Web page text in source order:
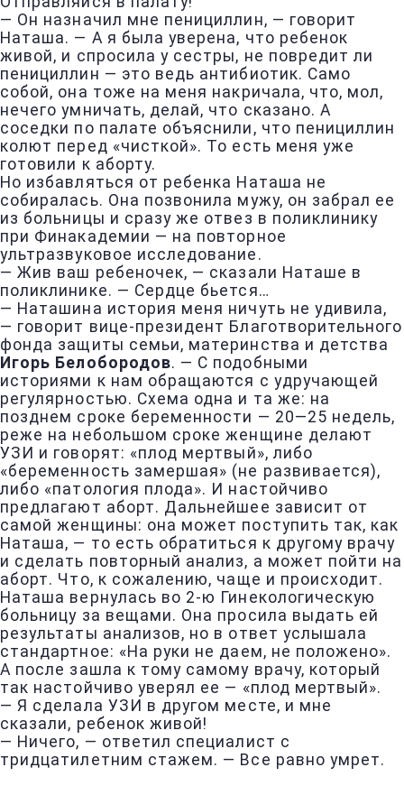
— Он назначил мне пенициллин, — говорит
Наташа. — А я была уверена, что ребенок
живой, и спросила у сестры, не повредит ли
пенициллин — это ведь антибиотик. Само
собой, она тоже на меня накричала, что, мол,
нечего умничать, делай, что сказано. А
соседки по палате объяснили, что пенициллин
колют перед «чисткой». То есть меня уже
готовили к аборту.
Но избавляться от ребенка Наташа не
собиралась. Она позвонила мужу, он забрал ее
из больницы и сразу же отвез в поликлинику
при Финакадемии — на повторное
ультразвуковое исследование.
— Жив ваш ребеночек, — сказали Наташе в
поликлинике. — Сердце бьется…
— Наташина история меня ничуть не удивила,
— говорит вице-президент Благотворительного
фонда защиты семьи, материнства и детства
Игорь Белобородов. — С подобными
историями к нам обращаются с удручающей
регулярностью. Схема одна и та же: на
позднем сроке беременности — 20—25 недель,
реже на небольшом сроке женщине делают
УЗИ и говорят: «плод мертвый», либо
«беременность замершая» (не развивается),
либо «патология плода». И настойчиво
предлагают аборт. Дальнейшее зависит от
самой женщины: она может поступить так, как
Наташа, — то есть обратиться к другому врачу
и сделать повторный анализ, а может пойти на
аборт. Что, к сожалению, чаще и происходит.
Наташа вернулась во 2-ю Гинекологическую
больницу за вещами. Она просила выдать ей
результаты анализов, но в ответ услышала
стандартное: «На руки не даем, не положено».
А после зашла к тому самому врачу, который
так настойчиво уверял ее — «плод мертвый».
— Я сделала УЗИ в другом месте, и мне
сказали, ребенок живой!
— Ничего, — ответил специалист с
тридцатилетним стажем. — Все равно умрет.